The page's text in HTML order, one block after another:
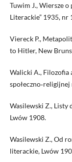
Tuwim J., Wiersze
Literackie” 1935, nr
Viereck P.,
to Hitler, New
Walicki A., Filozofia
Wasilewski Z., Listy
Lwów 1908.
Wasilewski Z., Od
literackie, Lwów